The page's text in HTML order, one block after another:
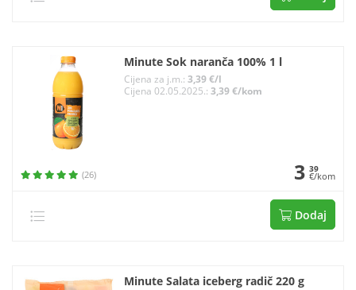
Minute Sok naranča 100% 1 l
Cijena za j.m.: 3,39 €/l
Cijena 02.05.2025.: 3,39 €/kom
(26) 3 39
€/kom
Dodaj
Minute Salata iceberg radič 220 g